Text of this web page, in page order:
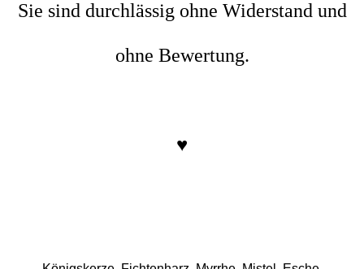
Sie sind durchlässig ohne Widerstand und
ohne Bewertung.
♥